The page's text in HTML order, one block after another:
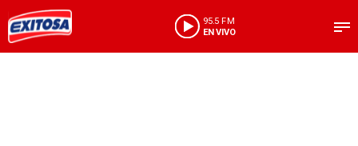
95.5 FM
EN VIVO